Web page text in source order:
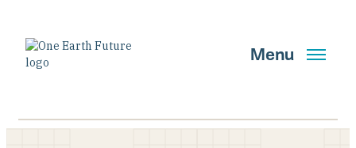
contenido
principal
Menu